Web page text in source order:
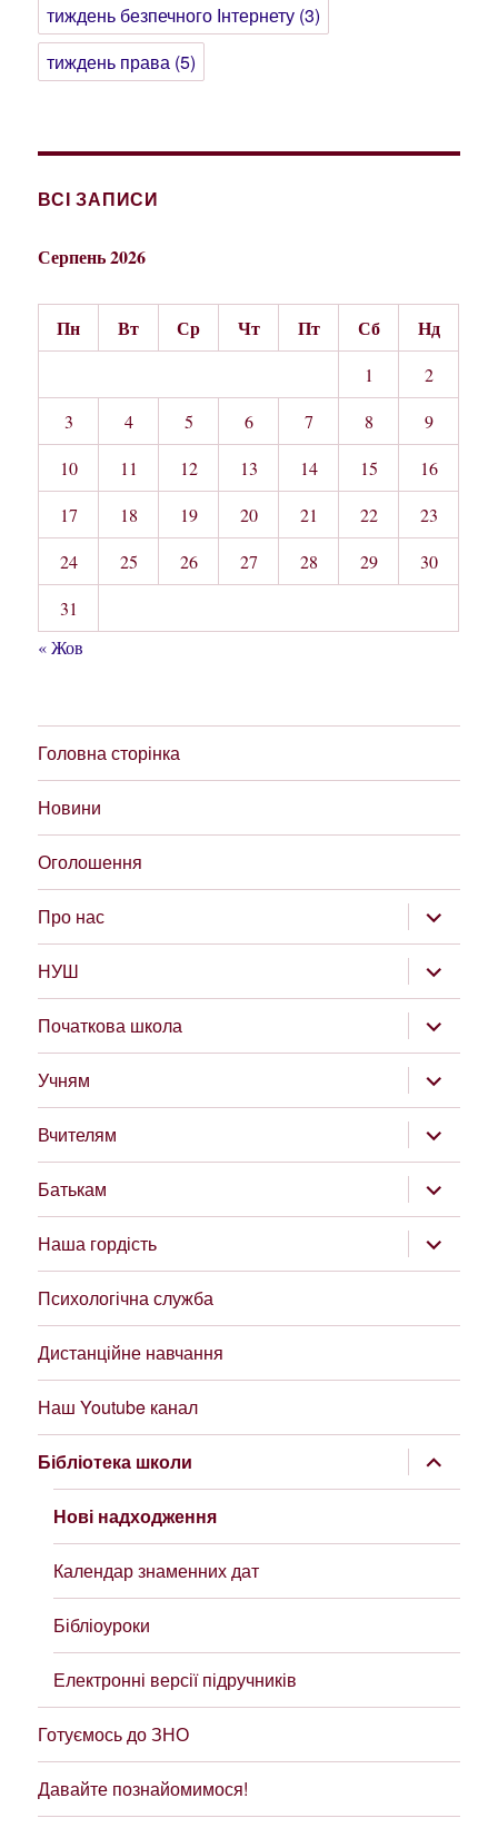
тиждень безпечного Інтернету (3)
тиждень права (5)
ВСІ ЗАПИСИ
Серпень 2026
Пн Вт Ср Чт Пт Сб Нд
1
2
3
4 5 6 7 8
9
10
11 12 13 14 15
16
17
18 19 20 21 22
23
24
25 26 27 28 29
30
31
« Жов
Головна сторінка
Новини
Оголошення
Про нас
підменю
НУШ
підменю
Початкова школа
підменю
Учням
підменю
Вчителям
підменю
Батькам
підменю
Наша гордість
підменю
Психологічна служба
Дистанційне навчання
Наш Youtube канал
Бібліотека школи
підменю
Нові надходження
Календар знаменних дат
Бібліоуроки
Електронні версії підручників
Готуємось до ЗНО
Давайте познайомимося!